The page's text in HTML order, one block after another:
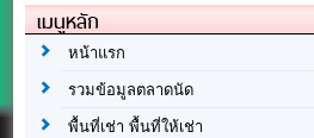
เมนูหลัก
หน้าแรก
รวมข้อมูลตลาดนัด
พื้นที่เช่า พื้นที่ให้เช่า